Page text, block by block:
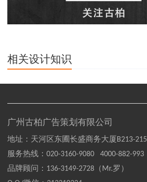
相关设计知识
广州古柏广告策划有限公司
地址：天河区东圃长盛商务大厦B213-215
服务热线： 020-3160-9080 4000-882-993
品牌顾问： 136-3149-2728（Mr.罗）